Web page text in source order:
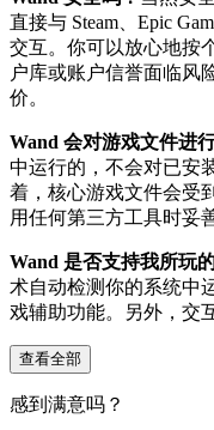
直接与 Steam、Epic
交互。你可以放心地按
户库或账户信誉面临风
价。
Wand 会对游戏文件进
中运行的，不会对已安
着，核心游戏文件会受
用任何第三方工具时妥
Wand 是否支持我所玩
术自动检测你的系统中
戏辅助功能。另外，交
查看全部
感到满意吗？